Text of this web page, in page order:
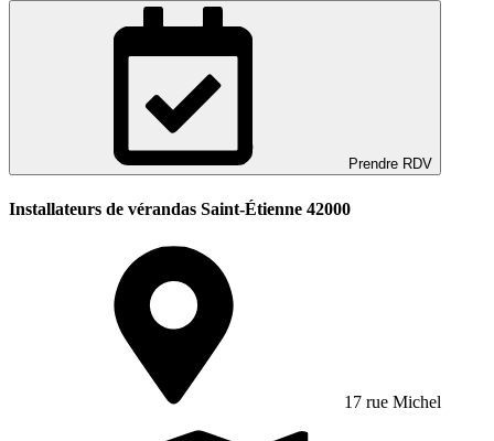
Prendre RDV
Installateurs de vérandas Saint-Étienne 42000
17 rue Michel